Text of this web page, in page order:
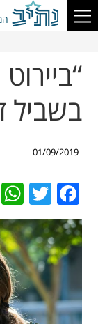
בשביל
01/09/2019